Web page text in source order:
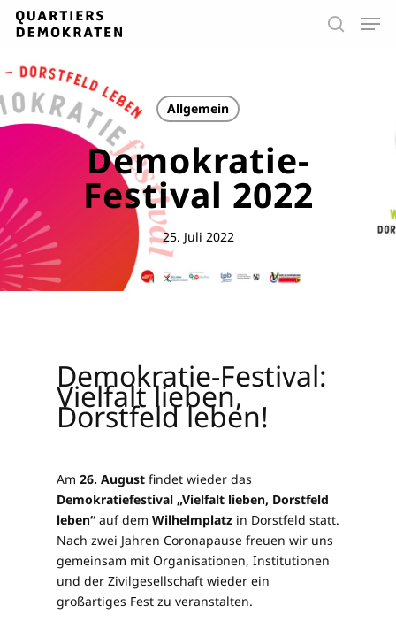
Skip
content
Allgemein
Demokratie-
Festival 2022
25. Juli 2022
Demokratie-Festival:
Vielfalt lieben,
Dorstfeld leben!
Am 26. August findet wieder das
Demokratiefestival „Vielfalt lieben, Dorstfeld
leben“ auf dem Wilhelmplatz in Dorstfeld statt.
Nach zwei Jahren Coronapause freuen wir uns
gemeinsam mit Organisationen, Institutionen
und der Zivilgesellschaft wieder ein
großartiges Fest zu veranstalten.